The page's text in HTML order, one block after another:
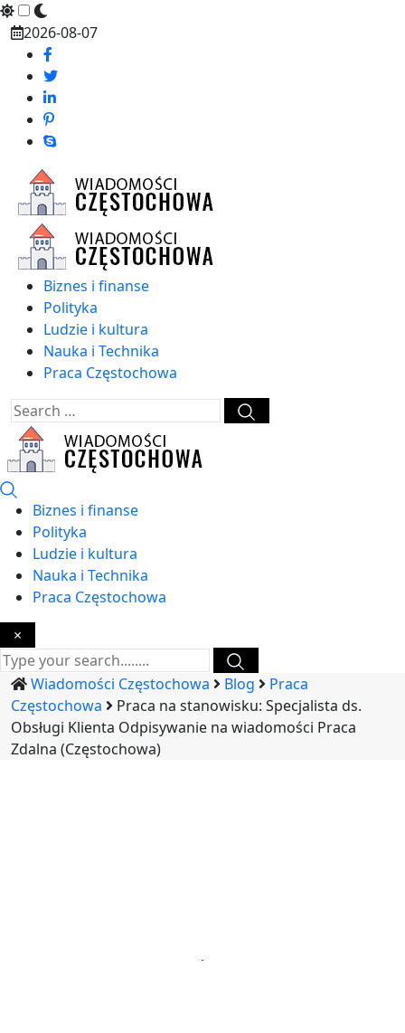
Skip
content
2026-08-07
Biznes i finanse
Polityka
Ludzie i kultura
Nauka i Technika
Praca Częstochowa
Biznes i finanse
Polityka
Ludzie i kultura
Nauka i Technika
Praca Częstochowa
×
Wiadomości Częstochowa Blog
Praca
Częstochowa
Praca na stanowisku: Specjalista ds.
Obsługi Klienta Odpisywanie na wiadomości Praca
Zdalna (Częstochowa)